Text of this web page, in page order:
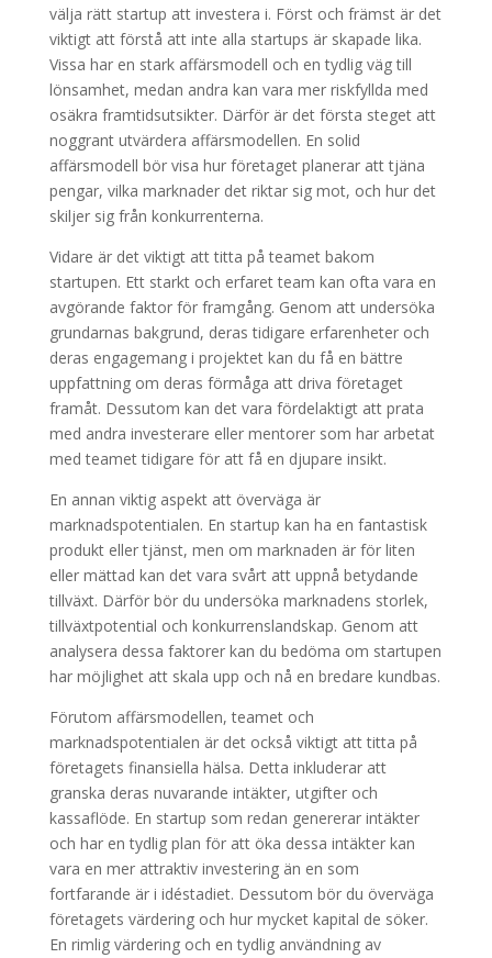
välja rätt startup att investera i. Först och främst är det
viktigt att förstå att inte alla startups är skapade lika.
Vissa har en stark affärsmodell och en tydlig väg till
lönsamhet, medan andra kan vara mer riskfyllda med
osäkra framtidsutsikter. Därför är det första steget att
noggrant utvärdera affärsmodellen. En solid
affärsmodell bör visa hur företaget planerar att tjäna
pengar, vilka marknader det riktar sig mot, och hur det
skiljer sig från konkurrenterna.
Vidare är det viktigt att titta på teamet bakom
startupen. Ett starkt och erfaret team kan ofta vara en
avgörande faktor för framgång. Genom att undersöka
grundarnas bakgrund, deras tidigare erfarenheter och
deras engagemang i projektet kan du få en bättre
uppfattning om deras förmåga att driva företaget
framåt. Dessutom kan det vara fördelaktigt att prata
med andra investerare eller mentorer som har arbetat
med teamet tidigare för att få en djupare insikt.
En annan viktig aspekt att överväga är
marknadspotentialen. En startup kan ha en fantastisk
produkt eller tjänst, men om marknaden är för liten
eller mättad kan det vara svårt att uppnå betydande
tillväxt. Därför bör du undersöka marknadens storlek,
tillväxtpotential och konkurrenslandskap. Genom att
analysera dessa faktorer kan du bedöma om startupen
har möjlighet att skala upp och nå en bredare kundbas.
Förutom affärsmodellen, teamet och
marknadspotentialen är det också viktigt att titta på
företagets finansiella hälsa. Detta inkluderar att
granska deras nuvarande intäkter, utgifter och
kassaflöde. En startup som redan genererar intäkter
och har en tydlig plan för att öka dessa intäkter kan
vara en mer attraktiv investering än en som
fortfarande är i idéstadiet. Dessutom bör du överväga
företagets värdering och hur mycket kapital de söker.
En rimlig värdering och en tydlig användning av